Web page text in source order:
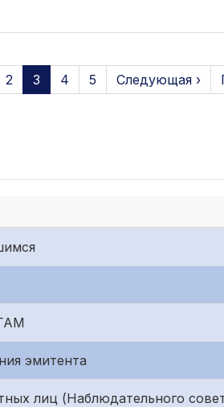
2 3 4 5 Следующая ›
эмитента
лиц (Наблюдательного